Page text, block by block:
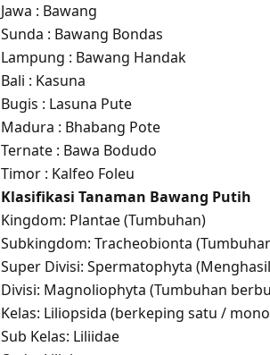
Jawa : Bawang
Sunda : Bawang Bondas
Lampung : Bawang Handak
Bali : Kasuna
Bugis : Lasuna Pute
Madura : Bhabang Pote
Ternate : Bawa Bodudo
Timor : Kalfeo Foleu
Klasifikasi Tanaman Bawang Putih
Kingdom: Plantae (Tumbuhan)
Subkingdom: Tracheobionta
Super Divisi: Spermatophyta
Divisi: Magnoliophyta (Tumbuhan
Kelas: Liliopsida (berkeping satu /
Sub Kelas: Liliidae